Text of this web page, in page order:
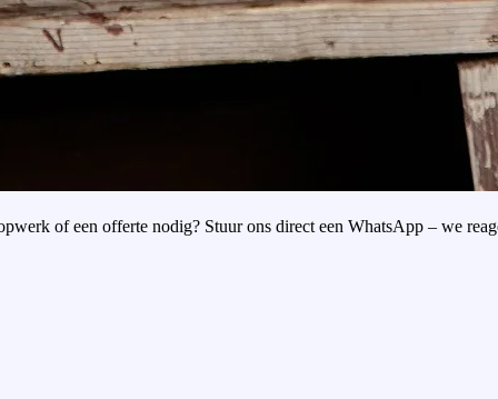
of een offerte nodig? Stuur ons direct een WhatsApp – we